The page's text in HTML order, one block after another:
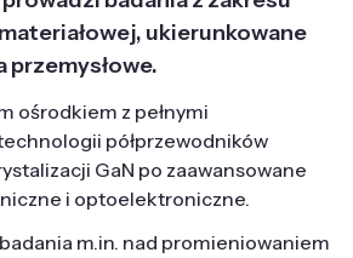
ukierunkowane
przemysłowe.
ośrodkiem z pełnymi
półprzewodników
GaN po zaawansowane
i optoelektroniczne.
m.in. nad promieniowaniem